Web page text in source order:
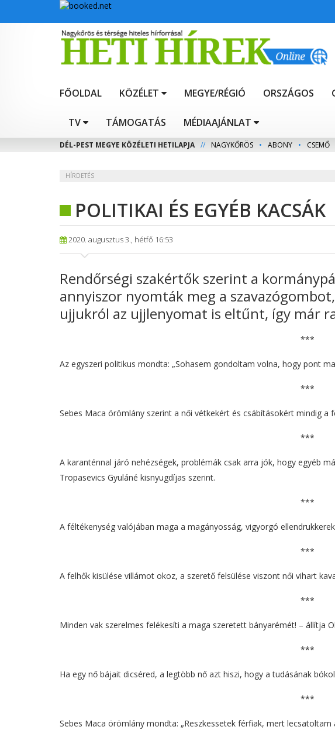
FŐOLDAL KÖZÉLET MEGYE/RÉGIÓ ORSZÁGOS
TV TÁMOGATÁS MÉDIAAJÁNLAT
DÉL-PEST MEGYE KÖZÉLETI HETILAPJA // NAGYKŐRÖS • ABONY • CSEMŐ
HÍRDETÉS
POLITIKAI ÉS EGYÉB KACSÁK
2020. augusztus 3., hétfő 16:53
Rendőrségi szakértők szerint a
annyiszor nyomták meg a
ujjukról az ujjlenyomat is eltűnt, így már
***
Az egyszeri politikus mondta: „Sohasem gondoltam volna, hogy pont
***
Sebes Maca örömlány szerint a női vétkekért és csábításokért mindig a
***
A karanténnal járó nehézségek, problémák csak arra jók, hogy egyéb
Tropasevics Gyuláné kisnyugdíjas szerint.
***
A féltékenység valójában maga a magányosság, vigyorgó
***
A felhők kisülése villámot okoz, a szerető felsülése viszont női vihart
***
Minden vak szerelmes felékesíti a maga szeretett bányarémét! – állítja
***
Ha egy nő bájait dicséred, a legtöbb nő azt hiszi, hogy a tudásának
***
Sebes Maca örömlány mondta: „Reszkessetek férfiak, mert lecsatoltam